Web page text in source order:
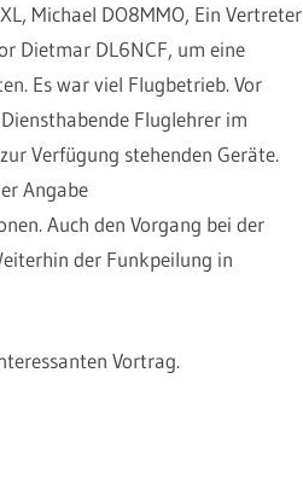
Michael DO8MMO, Ein Vertreter
Dietmar DL6NCF, um eine
Es war viel Flugbetrieb. Vor
Fluglehrer im
Verfügung stehenden Geräte.
Angabe
Auch den Vorgang bei der
der Funkpeilung in
Vortrag.